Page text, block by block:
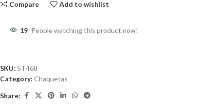
Compare Add to wishlist
19 People watching this product now!
SKU: ST468
Category: Chaquetas
Share: